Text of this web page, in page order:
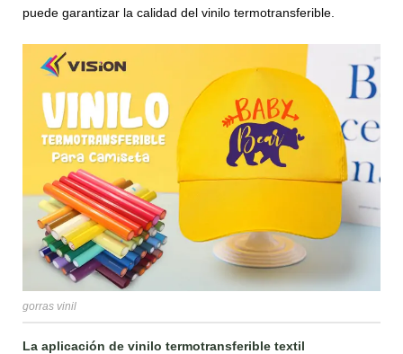
puede garantizar la calidad del vinilo termotransferible.
gorras vinil
La aplicación de vinilo termotransferible textil